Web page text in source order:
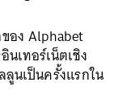
อง Alphabet
นเทอร์เน็ตเชิง
เป็นครั้งแรกใน